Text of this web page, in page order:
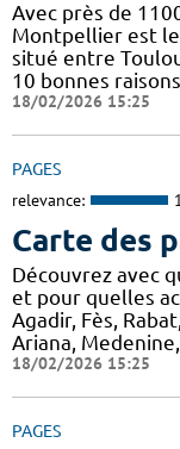
Avec près de
Montpellier est
situé entre
10 bonnes
18/02/2026 15:25
PAGES
relevance:
Carte des
Découvrez avec
et pour quelles
Agadir, Fès,
Ariana,
18/02/2026 15:25
PAGES